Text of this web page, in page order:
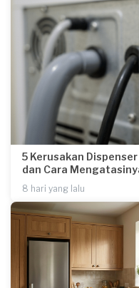
5 Kerusakan
dan Cara
8 hari yang lalu